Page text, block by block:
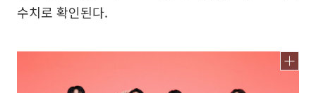
수치로 확인된다.